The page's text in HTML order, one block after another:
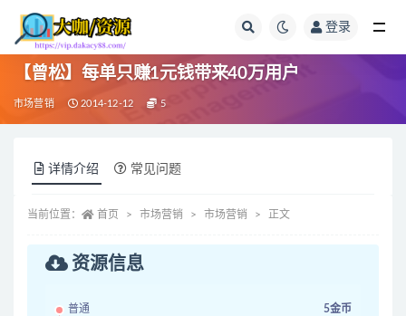
登录
【曾松】每单只赚1元钱带来40万用户
市场营销 2014-12-12 5
详情介绍 常见问题
当前位置： 首页 市场营销 市场营销 正文
资源信息
普通 5金币
全部